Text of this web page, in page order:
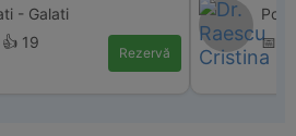
- Galati
19
Rezervă
📅